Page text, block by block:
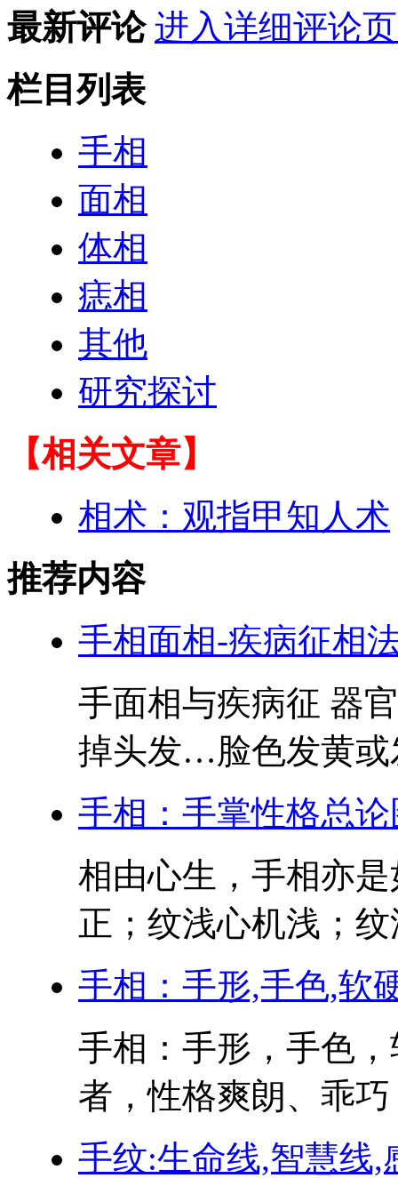
最新评论 进入详细评论
栏目列表
手相
面相
体相
痣相
其他
研究探讨
【相关文章】
相术：观指甲知人术
推荐内容
手相面相-疾病征相
手面相与疾病征 器
掉头发…脸色发黄
手相：手掌性格总
相由心生，手相亦
正；纹浅心机浅；
手相：手形,手色,软
手相：手形，手色
者，性格爽朗、乖
手纹:生命线,智慧线,